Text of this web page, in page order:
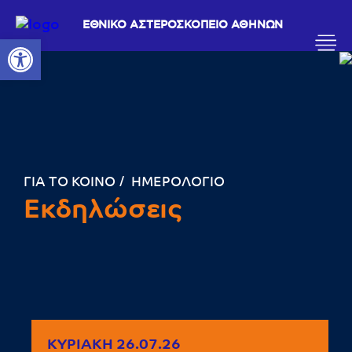
Ανοίξτε τη γραμμή εργαλείων
ΕΘΝΙΚΟ ΑΣΤΕΡΟΣΚΟΠΕΙΟ ΑΘΗΝΩΝ
ΓΙΑ ΤΟ ΚΟΙΝΟ ΗΜΕΡΟΛΟΓΙΟ
Εκδηλώσεις
ΚΥΡΙΑΚΉ 26.07.26